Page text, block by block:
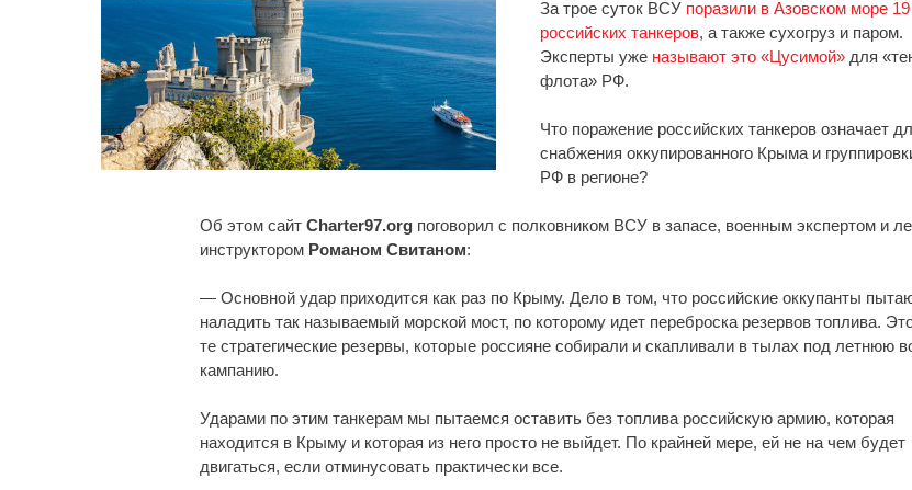
За трое суток ВСУ поразили в Азовском море 19
российских танкеров, а также сухогруз и паром.
Эксперты уже называют это «Цусимой» для
флота» РФ.
Что поражение российских танкеров означает
снабжения оккупированного Крыма и
РФ в регионе?
Об этом сайт Charter97.org поговорил с полковником ВСУ в запасе, военным экспертом и
инструктором Романом Свитаном:
— Основной удар приходится как раз по Крыму. Дело в том, что российские оккупанты
наладить так называемый морской мост, по которому идет переброска резервов топлива.
те стратегические резервы, которые россияне собирали и скапливали в тылах под летнюю
кампанию.
Ударами по этим танкерам мы пытаемся оставить без топлива российскую армию, которая
находится в Крыму и которая из него просто не выйдет. По крайней мере, ей не на чем будет
двигаться, если отминусовать практически все.